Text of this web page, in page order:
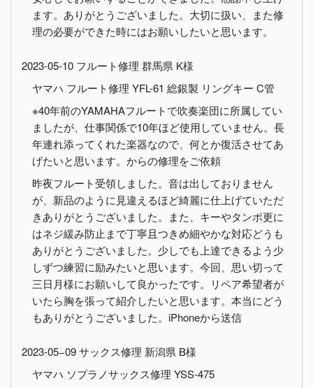
ます。ありがとうございました。大切に扱い、また修
理の必要ができた時にはお願いしたいと思います。
2023-05-10 フルート修理 群馬県 K様
ヤマハ フルート修理 YFL-61 総銀製 リングキー C管
※40年前のYAMAHAフルートで吹奏楽団に所属してい
ましたが、仕事関係で10年ほど使用していません。長
年連れ添ってくれた楽器なので、何とか復活させてあ
げたいと思います。からの修理をご依頼
昨夜フルート受領しました。音は出しておりません
が、新品のように見違えるほど綺麗に仕上げていただ
きありがとうございました。また、キーやタンポ更に
はネジ緩み防止まで丁寧且つきめ細やかな対応どうも
ありがとうございました。少しでも上達できるよう少
しずつ練習に励みたいと思います。今回、思い切って
三日月様にお願いして良かったです。リペア希望者が
いたら胸を張って紹介したいと思います。本当にどう
もありがとうございました。iPhoneから送信
2023-05−09 サックス修理 新潟県 B様
ヤマハ ソプラノサックス修理 YSS-475